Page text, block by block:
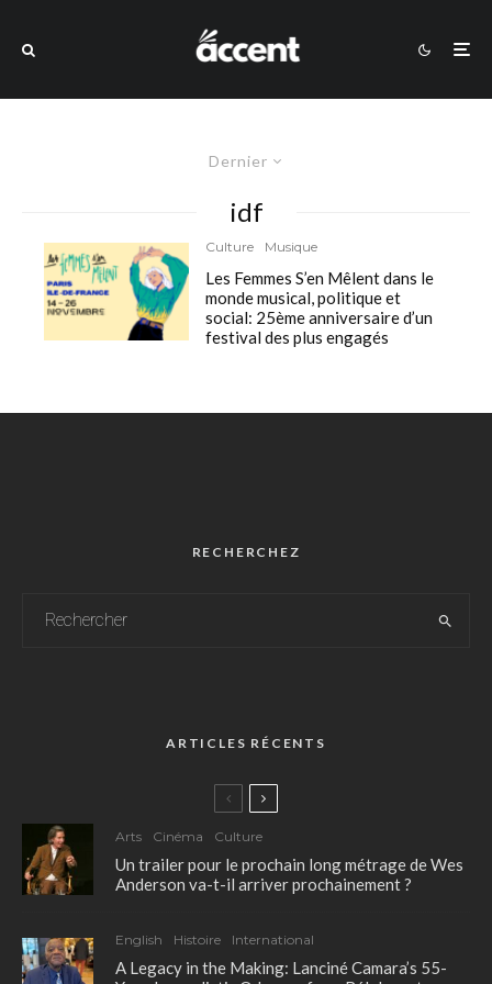
Dernier
idf
Culture Musique
Les Femmes S’en Mêlent dans le
monde musical, politique et
social: 25ème anniversaire d’un
festival des plus engagés
RECHERCHEZ
ARTICLES RÉCENTS
Arts Cinéma Culture
Un trailer pour le prochain long métrage de Wes
Anderson va-t-il arriver prochainement ?
English Histoire International
A Legacy in the Making: Lanciné Camara’s 55-